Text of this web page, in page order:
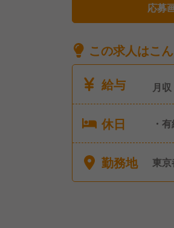
応募
この求人はこ
給与
月収
休日
・
休
勤務地 東